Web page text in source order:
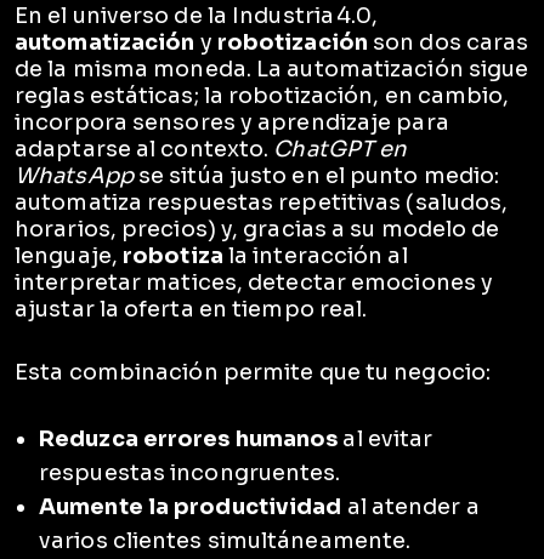
En el universo de la Industria 4.0,
automatización y robotización son dos caras
de la misma moneda. La automatización sigue
reglas estáticas; la robotización, en cambio,
incorpora sensores y aprendizaje para
adaptarse al contexto. ChatGPT en
WhatsAppse sitúa justo en el punto medio:
automatiza respuestas repetitivas (saludos,
horarios, precios) y, gracias a su modelo de
lenguaje, robotiza la interacción al
interpretar matices, detectar emociones y
ajustar la oferta en tiempo real.
Esta combinación permite que tu negocio:
Reduzca errores humanos al evitar
respuestas incongruentes.
Aumente la productividad al atender a
varios clientes simultáneamente.